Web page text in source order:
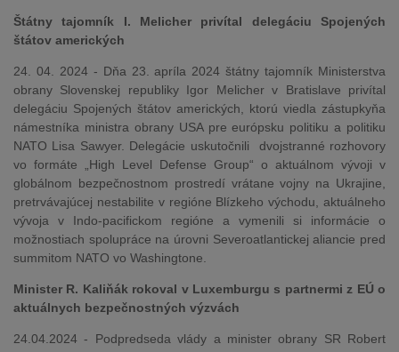
Štátny tajomník I. Melicher privítal delegáciu Spojených
štátov amerických
24. 04. 2024 - Dňa 23. apríla 2024 štátny tajomník Ministerstva
obrany Slovenskej republiky Igor Melicher v Bratislave privítal
delegáciu Spojených štátov amerických, ktorú viedla zástupkyňa
námestníka ministra obrany USA pre európsku politiku a politiku
NATO Lisa Sawyer. Delegácie uskutočnili dvojstranné rozhovory
vo formáte „High Level Defense Group“ o aktuálnom vývoji v
globálnom bezpečnostnom prostredí vrátane vojny na Ukrajine,
pretrvávajúcej nestabilite v regióne Blízkeho východu, aktuálneho
vývoja v Indo-pacifickom regióne a vymenili si informácie o
možnostiach spolupráce na úrovni Severoatlantickej aliancie pred
summitom NATO vo Washingtone.
Minister R. Kaliňák rokoval v Luxemburgu s partnermi z EÚ o
aktuálnych bezpečnostných výzvách
24.04.2024 - Podpredseda vlády a minister obrany SR Robert